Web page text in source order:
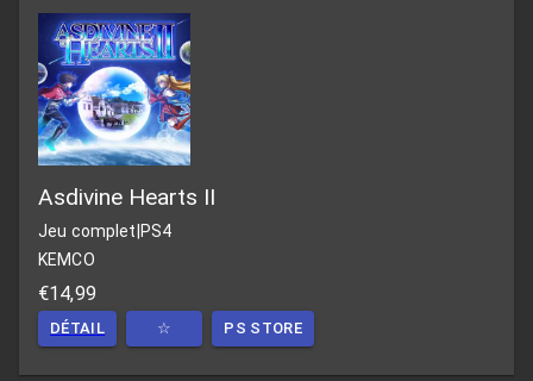
Asdivine Hearts II
Jeu complet|PS4
KEMCO
€14,99
DÉTAIL ☆ PS STORE